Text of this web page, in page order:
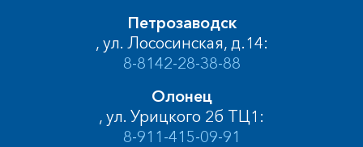
Петрозаводск
, ул. Лососинская, д.14:
8-8142-28-38-88
Олонец
, ул. Урицкого 2б ТЦ1:
8-911-415-09-91